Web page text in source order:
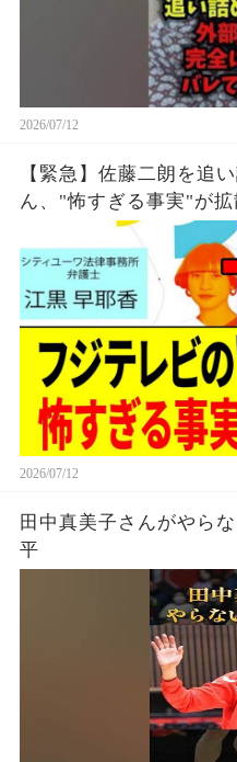
2026/07/12
【緊急】佐藤二朗を追
ん、"怖すぎる事実"が
2026/07/12
田中真美子さんがやら
平